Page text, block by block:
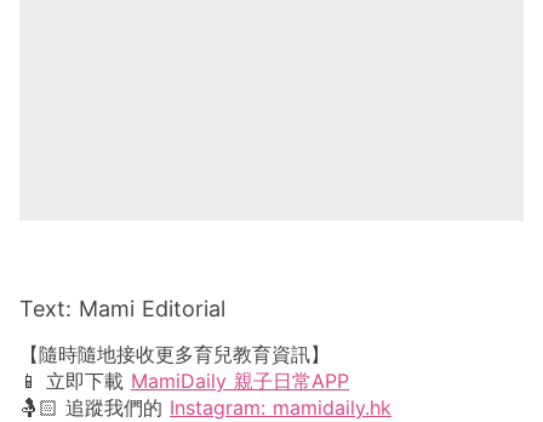
Text: Mami Editorial
【隨時隨地接收更多育兒教育資訊】
📱 立即下載 MamiDaily 親子日常APP
🤱🏻 追蹤我們的 Instagram: mamidaily.hk